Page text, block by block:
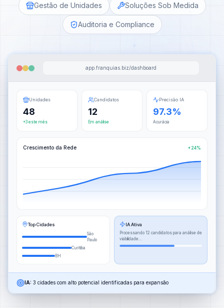
Gestão de Unidades Soluções Sob Medida
Auditoria e Compliance
app.franquias.biz/dashboard
Unidades
48
+3 este mês
Candidatos
12
Em análise
Precisão IA
97.3%
Acurácia
Crescimento da Rede +24%
Top Cidades
São
Paulo
Curitiba
BH
IA Ativa
Processando 12 candidatos para análise de
viabilidade...
IA: 3 cidades com alto potencial identificadas para expansão